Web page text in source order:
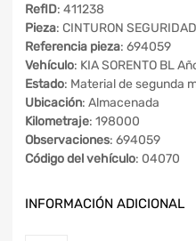
RefID: 411238
Pieza: CINTURON
Referencia pieza: 694059
Vehículo: KIA SORENTO BL
Estado: Material de segunda
Ubicación: Almacenada
Kilometraje: 198000
Observaciones: 694059
Código del vehículo: 04070
INFORMACIÓN ADICIONAL